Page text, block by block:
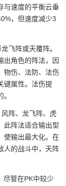
与速度的平衡云垂
，但速度减少3
飞阵或天覆阵。
出角色的阵法，因
物伤、法防、法伤
键属性。法伤提
阵、龙飞阵、虎
此阵法适合输出型
使输出最大化。在
人的战斗中，天阵
尽管在PK中较少